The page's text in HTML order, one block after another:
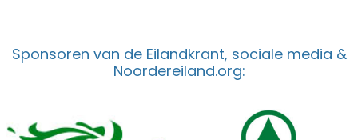
Sponsoren van de Eilandkrant, sociale media &
Noordereiland.org: